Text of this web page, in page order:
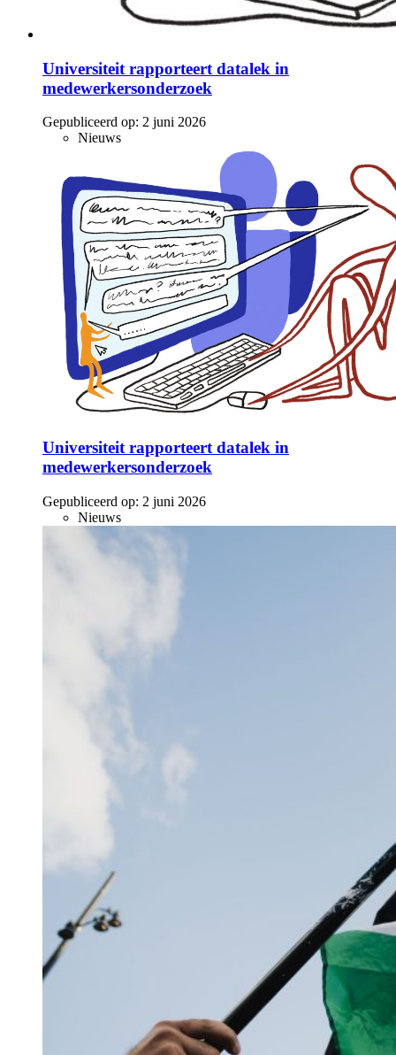
Universiteit rapporteert datalek in
medewerkersonderzoek
Gepubliceerd op: 2 juni 2026
Nieuws
Universiteit rapporteert datalek in
medewerkersonderzoek
Gepubliceerd op: 2 juni 2026
Nieuws